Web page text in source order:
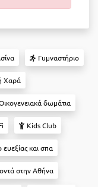
Γυμναστήριο
Χαρά
δωμάτια
Kids Club
ευεξίας και σπα
στην Αθήνα